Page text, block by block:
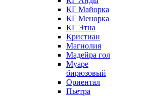
КГ Майорка
КГ Менорка
КГ Этна
Кристиан
Магнолия
Мадейра гол
Муаре
бирюзовый
Ориентал
Пьетра